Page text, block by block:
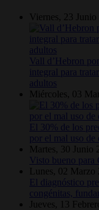
Viernes, 23 Junio
Vall d’Hebron
integral para
adultos
Miércoles, 03
El 30% de los
por el mal uso de
Martes, 30 Junio
Visto bueno para
Lunes, 02 Marzo
El diagnóstico
congénitas,
Jueves, 13